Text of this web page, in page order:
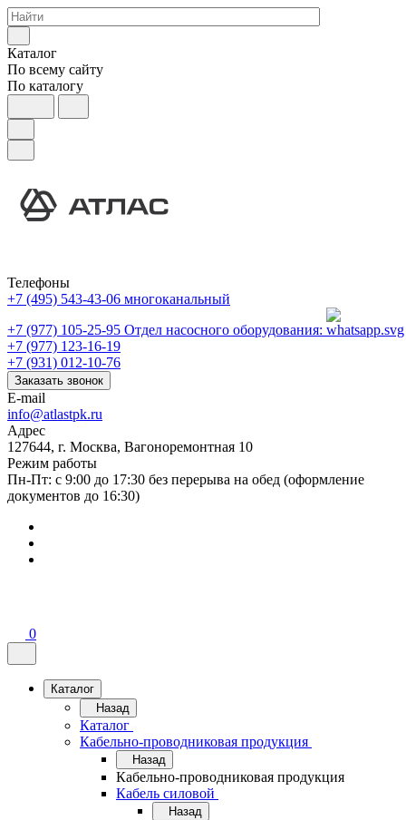
Каталог
По всему сайту
По каталогу
Телефоны
+7 (495) 543-43-06 многоканальный
+7 (977) 105-25-95 Отдел насосного оборудования:
+7 (977) 123-16-19
+7 (931) 012-10-76
Заказать звонок
E-mail
info@atlastpk.ru
Адрес
127644, г. Москва, Вагоноремонтная 10
Режим работы
Пн-Пт: с 9:00 до 17:30 без перерыва на обед (оформление
документов до 16:30)
0
Каталог
Назад
Каталог
Кабельно-проводниковая продукция
Назад
Кабельно-проводниковая продукция
Кабель силовой
Назад